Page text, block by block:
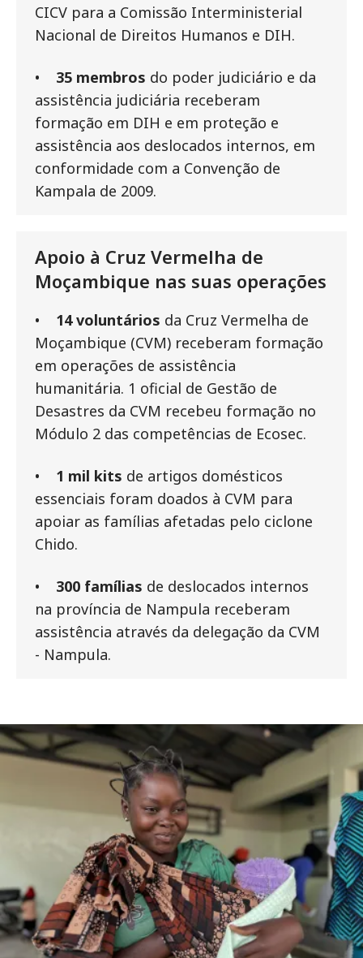
CICV para a Comissão Interministerial
Nacional de Direitos Humanos e DIH.
• 35 membros do poder judiciário e da
assistência judiciária receberam
formação em DIH e em proteção e
assistência aos deslocados internos, em
conformidade com a Convenção de
Kampala de 2009.
Apoio à Cruz Vermelha de
Moçambique nas suas operações
• 14 voluntários da Cruz Vermelha de
Moçambique (CVM) receberam formação
em operações de assistência
humanitária. 1 oficial de Gestão de
Desastres da CVM recebeu formação no
Módulo 2 das competências de Ecosec.
• 1 mil kits de artigos domésticos
essenciais foram doados à CVM para
apoiar as famílias afetadas pelo ciclone
Chido.
• 300 famílias de deslocados internos
na província de Nampula receberam
assistência através da delegação da CVM
- Nampula.